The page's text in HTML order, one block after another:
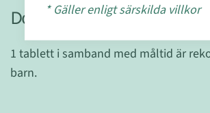
Dosering:
1 tablett i samband med måltid är
barn.
* Gäller enligt särskilda villkor